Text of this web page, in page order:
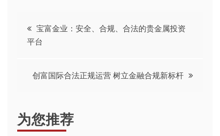
文
章
导
宝富金业：安全、合规、合法的贵金属投资
平台
创富国际合法正规运营 树立金融合规新标杆
为您推荐